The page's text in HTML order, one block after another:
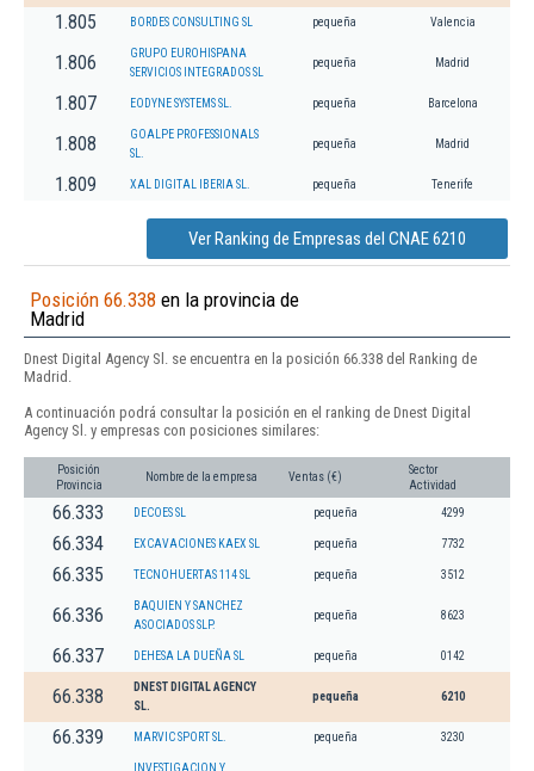
1.805 BORDES CONSULTING SL pequeña Valencia
1.806
GRUPO EUROHISPANA
SERVICIOS INTEGRADOS SL
pequeña Madrid
1.807 EODYNE SYSTEMS SL. pequeña Barcelona
1.808
GOALPE PROFESSIONALS
SL.
pequeña Madrid
1.809 XAL DIGITAL IBERIA SL. pequeña Tenerife
Ver Ranking de Empresas del CNAE 6210
Posición 66.338 en la provincia de
Madrid
Dnest Digital Agency Sl. se encuentra en la posición 66.338 del Ranking de
Madrid.
A continuación podrá consultar la posición en el ranking de Dnest Digital
Agency Sl. y empresas con posiciones similares:
Posición
Provincia
Nombre de la empresa Ventas (€)
Sector
Actividad
66.333 DECOES SL pequeña 4299
66.334 EXCAVACIONES KAEX SL pequeña 7732
66.335 TECNOHUERTAS 114 SL pequeña 3512
66.336
BAQUIEN Y SANCHEZ
ASOCIADOS SLP.
pequeña 8623
66.337 DEHESA LA DUEÑA SL pequeña 0142
66.338
DNEST DIGITAL AGENCY
SL.
pequeña 6210
66.339 MARVIC SPORT SL. pequeña 3230